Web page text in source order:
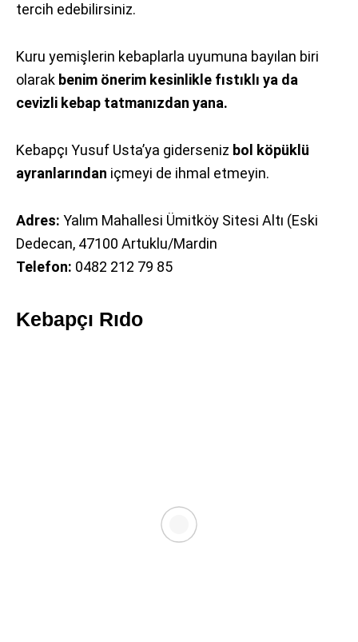
tercih edebilirsiniz.
Kuru yemişlerin kebaplarla uyumuna bayılan biri
olarak benim önerim kesinlikle fıstıklı ya da
cevizli kebap tatmanızdan yana.
Kebapçı Yusuf Usta’ya giderseniz bol köpüklü
ayranlarından içmeyi de ihmal etmeyin.
Adres: Yalım Mahallesi Ümitköy Sitesi Altı (Eski
Dedecan, 47100 Artuklu/Mardin
Telefon: 0482 212 79 85
Kebapçı Rıdo